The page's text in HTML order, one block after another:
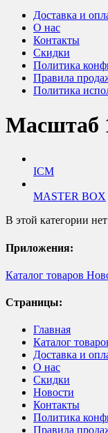
Доставка и
О нас
Контакты
Скидки
Политика
Правила
Политика
Масштаб
ICM
MASTER BOX
В этой категории
Приложения:
Каталог товаров
Страницы:
Главная
Каталог
Доставка и
О нас
Скидки
Новости
Контакты
Политика
Правила